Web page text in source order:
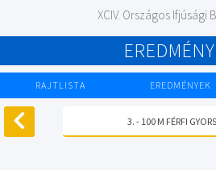
XCIV. Országos Ifjúsági
RAJTLISTA EREDMÉNYEK
3. - 100 M FÉRFI GYORS